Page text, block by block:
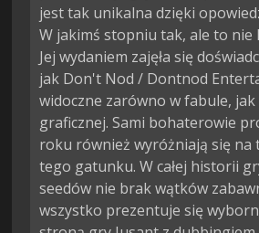
jest tak unikalna dzięki
W jakimś stopniu tak, ale to nie
Jej wydaniem zajęła się
jak Don't Nod / Dontnod
widoczne zarówno w fabule,
graficznej. Sami bohaterowie
roku również wyróżniają się na
tego gatunku. W całej historii
seedów nie brak wątków
wszystko prezentuje się